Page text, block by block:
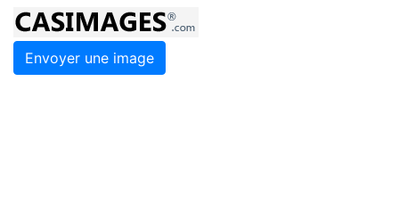
Envoyer une image